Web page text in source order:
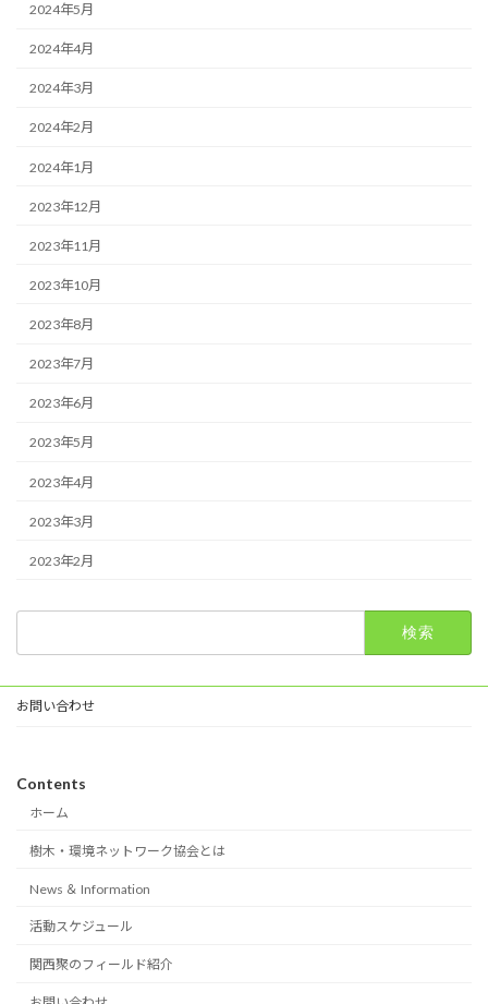
2024年5月
2024年4月
2024年3月
2024年2月
2024年1月
2023年12月
2023年11月
2023年10月
2023年8月
2023年7月
2023年6月
2023年5月
2023年4月
2023年3月
2023年2月
お問い合わせ
Contents
ホーム
樹木・環境ネットワーク協会とは
News ＆ Information
活動スケジュール
関西聚のフィールド紹介